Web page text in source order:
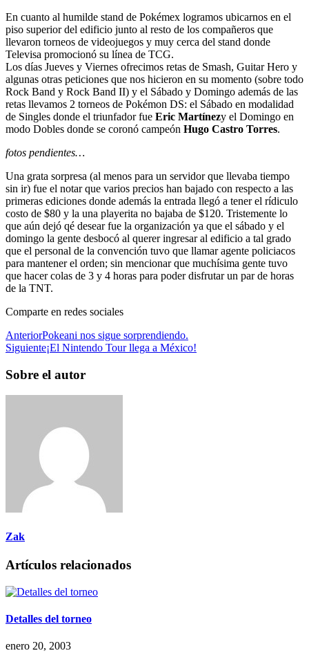
En cuanto al humilde stand de Pokémex logramos ubicarnos en el
piso superior del edificio junto al resto de los compañeros que
llevaron torneos de videojuegos y muy cerca del stand donde
Televisa promocionó su línea de TCG.
Los días Jueves y Viernes ofrecimos retas de Smash, Guitar Hero y
algunas otras peticiones que nos hicieron en su momento (sobre todo
Rock Band y Rock Band II) y el Sábado y Domingo además de las
retas llevamos 2 torneos de Pokémon DS: el Sábado en modalidad
de Singles donde el triunfador fue Eric Martínezy el Domingo en
modo Dobles donde se coronó campeón Hugo Castro Torres.
fotos pendientes…
Una grata sorpresa (al menos para un servidor que llevaba tiempo
sin ir) fue el notar que varios precios han bajado con respecto a las
primeras ediciones donde además la entrada llegó a tener el rídiculo
costo de $80 y la una playerita no bajaba de $120. Tristemente lo
que aún dejó qé desear fue la organización ya que el sábado y el
domingo la gente desbocó al querer ingresar al edificio a tal grado
que el personal de la convención tuvo que llamar agente policiacos
para mantener el orden; sin mencionar que muchísima gente tuvo
que hacer colas de 3 y 4 horas para poder disfrutar un par de horas
de la TNT.
Comparte en redes sociales
AnteriorPokeani nos sigue sorprendiendo.
Siguiente¡El Nintendo Tour llega a México!
Sobre el autor
Zak
Artículos relacionados
Detalles del torneo
enero 20, 2003